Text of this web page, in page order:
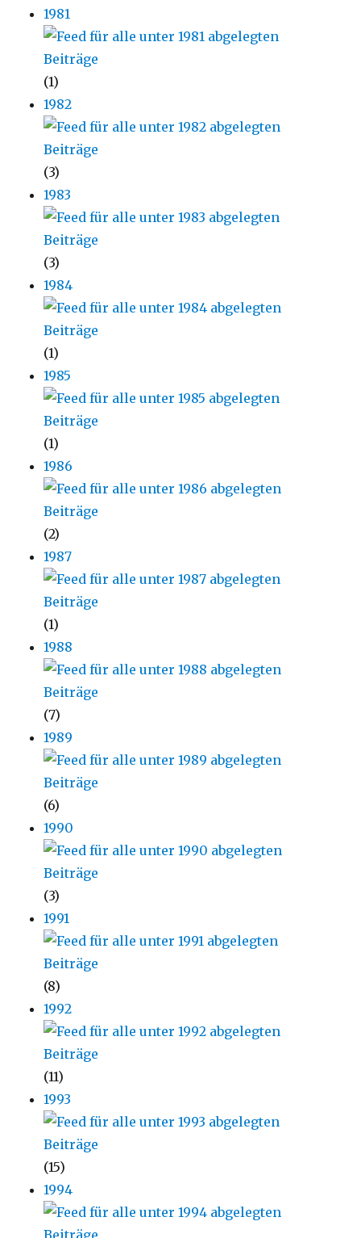
1981
(1)
1982
(3)
1983
(3)
1984
(1)
1985
(1)
1986
(2)
1987
(1)
1988
(7)
1989
(6)
1990
(3)
1991
(8)
1992
(11)
1993
(15)
1994